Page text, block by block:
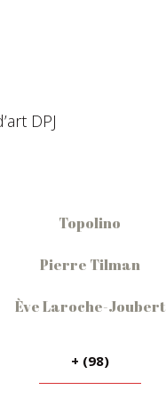
DPJ
Topolino
Pierre Tilman
Ève Laroche-Joubert
+ (98)